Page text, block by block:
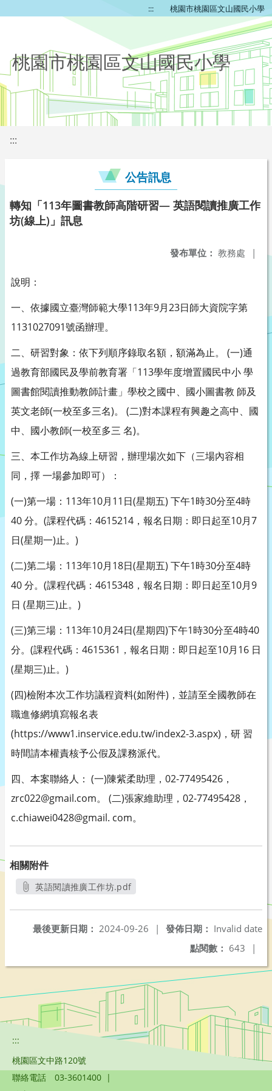
::: 桃園市桃園區文山國民小學
桃園市桃園區文山國民小學
:::
公告訊息
轉知「113年圖書教師高階研習— 英語閱讀推廣工作
坊(線上)」訊息
發布單位： 教務處 |
說明：
一、依據國立臺灣師範大學113年9月23日師大資院字第
1131027091號函辦理。
二、研習對象：依下列順序錄取名額，額滿為止。 (一)通
過教育部國民及學前教育署「113學年度增置國民中小 學
圖書館閱讀推動教師計畫」學校之國中、國小圖書教 師及
英文老師(一校至多三名)。 (二)對本課程有興趣之高中、國
中、國小教師(一校至多三 名)。
三、本工作坊為線上研習，辦理場次如下（三場內容相
同，擇 一場參加即可）：
(一)第一場：113年10月11日(星期五) 下午1時30分至4時
40 分。(課程代碼：4615214，報名日期：即日起至10月7
日(星期一)止。)
(二)第二場：113年10月18日(星期五) 下午1時30分至4時
40 分。(課程代碼：4615348，報名日期：即日起至10月9
日 (星期三)止。)
(三)第三場：113年10月24日(星期四)下午1時30分至4時40
分。(課程代碼：4615361，報名日期：即日起至10月16 日
(星期三)止。)
(四)檢附本次工作坊議程資料(如附件)，並請至全國教師在
職進修網填寫報名表
(https://www1.inservice.edu.tw/index2-3.aspx)，研 習
時間請本權責核予公假及課務派代。
四、本案聯絡人： (一)陳紫柔助理，02-77495426，
zrc022@gmail.com。 (二)張家維助理，02-77495428，
c.chiawei0428@gmail. com。
相關附件
英語閱讀推廣工作坊.pdf
發佈日期： Invalid date
最後更新日期： 2024-09-26
|
點閱數： 643 |
:::
桃園區文中路120號
聯絡電話
03-3601400 |